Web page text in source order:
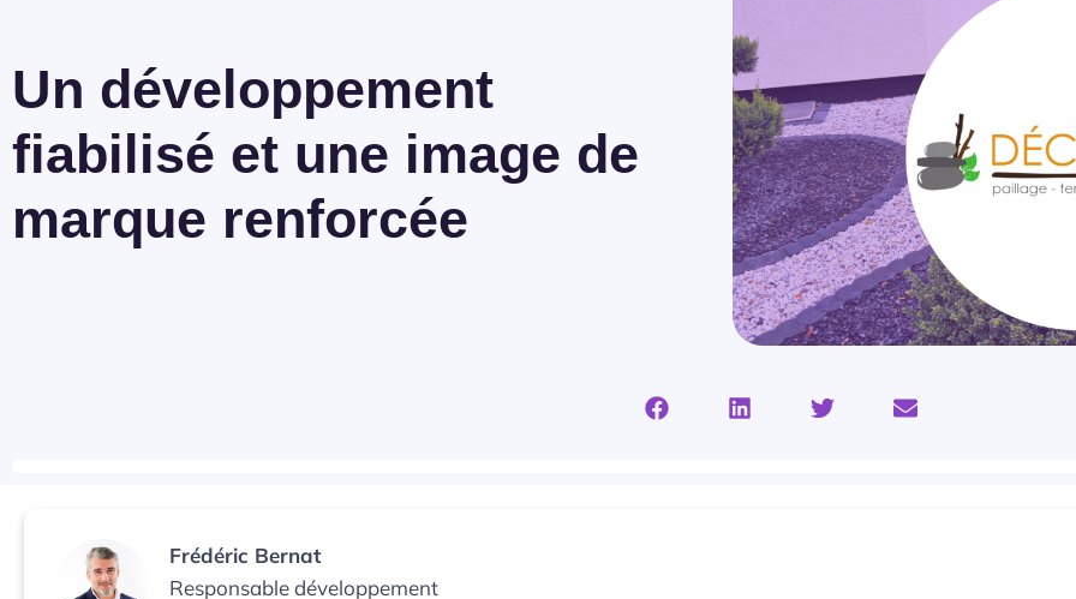
Un développement
fiabilisé et une image de
marque renforcée
Frédéric Bernat
Responsable développement